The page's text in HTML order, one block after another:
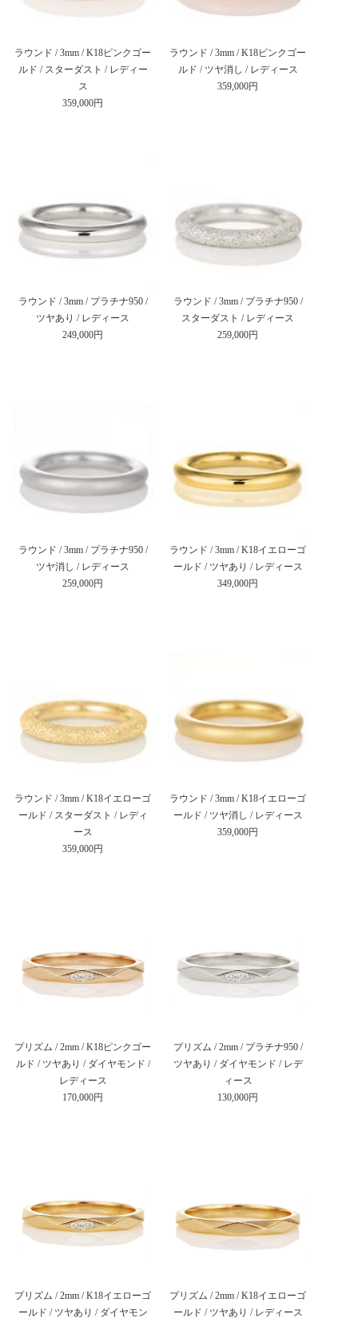
ラウンド / 3mm / K18ピンクゴー
ルド / スターダスト / レディー
ス
359,000円
ラウンド / 3mm / K18ピンクゴー
ルド / ツヤ消し / レディース
359,000円
ラウンド / 3mm / プラチナ950 /
ツヤあり / レディース
249,000円
ラウンド / 3mm / プラチナ950 /
スターダスト / レディース
259,000円
ラウンド / 3mm / プラチナ950 /
ツヤ消し / レディース
259,000円
ラウンド / 3mm / K18イエローゴ
ールド / ツヤあり / レディース
349,000円
ラウンド / 3mm / K18イエローゴ
ールド / スターダスト / レディ
ース
359,000円
ラウンド / 3mm / K18イエローゴ
ールド / ツヤ消し / レディース
359,000円
プリズム / 2mm / K18ピンクゴー
ルド / ツヤあり / ダイヤモンド /
レディース
170,000円
プリズム / 2mm / プラチナ950 /
ツヤあり / ダイヤモンド / レデ
ィース
130,000円
プリズム / 2mm / K18イエローゴ
ールド / ツヤあり / ダイヤモン
プリズム / 2mm / K18イエローゴ
ールド / ツヤあり / レディース